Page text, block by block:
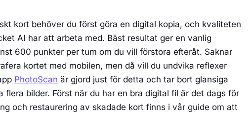
kort behöver du först göra en digital kopia, och kvaliteten
AI har att arbeta med. Bäst resultat ger en vanlig
600 punkter per tum om du vill förstora efteråt. Saknar
kortet med mobilen, men då vill du undvika reflexer
PhotoScan är gjord just för detta och tar bort glansiga
flera bilder. Först när du har en bra digital fil är det dags för
och restaurering av skadade kort finns i vår guide om att